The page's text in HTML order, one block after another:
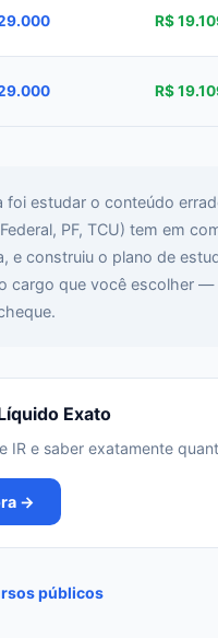
R$
R$
estudar o conteúdo
PF, TCU) tem em
e construiu o plano de
cargo que você escolher
Exato
IR e saber exatamente
→
públicos